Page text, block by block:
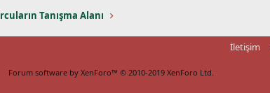
Tanışma Alanı
İletişim
Forum software by XenForo™ © 2010-2019 XenForo Ltd.